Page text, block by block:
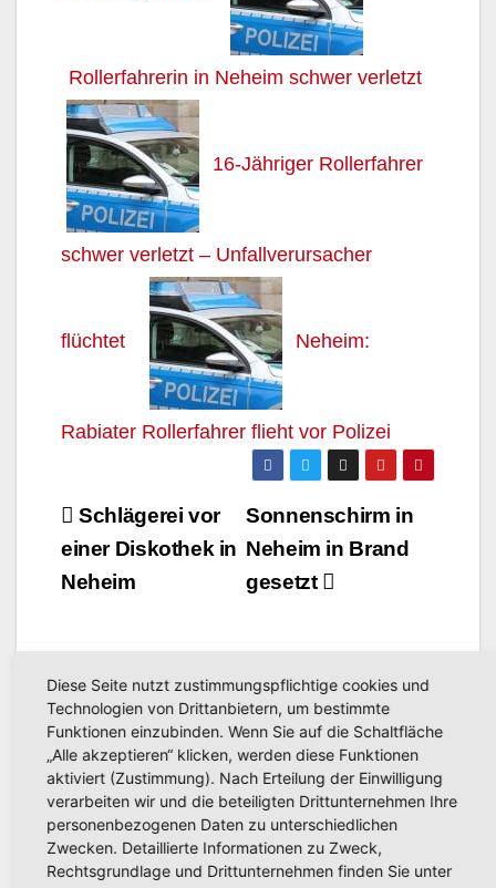
Rollerfahrerin in Neheim schwer verletzt
16-Jähriger Rollerfahrer
schwer verletzt – Unfallverursacher
flüchtet Neheim:
Rabiater Rollerfahrer flieht vor Polizei
Beitragsnavigation
Sonnenschirm in
Neheim in Brand
gesetzt
Schlägerei vor
einer Diskothek in
Neheim
Related Post
Diese Seite nutzt zustimmungspflichtige cookies und
Technologien von Drittanbietern, um bestimmte
Funktionen einzubinden. Wenn Sie auf die Schaltfläche
„Alle akzeptieren“ klicken, werden diese Funktionen
aktiviert (Zustimmung). Nach Erteilung der Einwilligung
verarbeiten wir und die beteiligten Drittunternehmen Ihre
personenbezogenen Daten zu unterschiedlichen
Zwecken. Detaillierte Informationen zu Zweck,
Rechtsgrundlage und Drittunternehmen finden Sie unter